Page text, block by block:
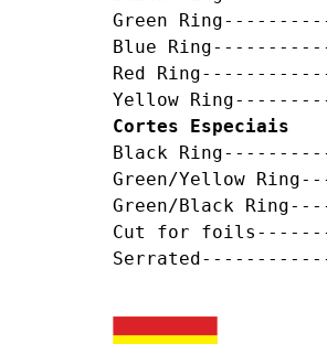
Green
Blue
Red
Cortes Especiais
Black
Green/Yellow
Green/Black
Cut for